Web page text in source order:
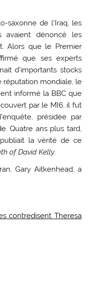
saxonne de l’Iraq, les
avaient dénoncé les
Alors que le Premier
que ses experts
d’importants stocks
réputation mondiale, le
informé la BBC que
par le MI6, il fut
présidée par
Quatre ans plus tard,
la vérité de ce
of David Kelly.
Gary Aitkenhead, a
contredisent Theresa